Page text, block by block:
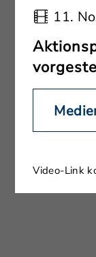
11.
Video-Link